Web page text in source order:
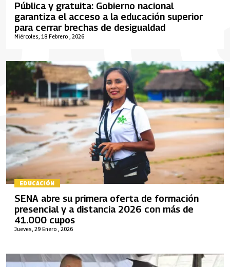
Miércoles, 18 Febrero , 2026
Pública y gratuita: Gobierno nacional
garantiza el acceso a la educación superior
para cerrar brechas de desigualdad
EDUCACIÓN
Jueves, 29 Enero , 2026
SENA abre su primera oferta de formación
presencial y a distancia 2026 con más de
41.000 cupos